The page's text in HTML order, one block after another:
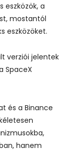
eszközök, a
mostantól
eszközöket.
verziói jelentek
SpaceX
és a Binance
hanem